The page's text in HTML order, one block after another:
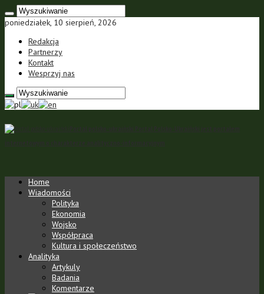
poniedziałek, 10 sierpień, 2026
Redakcja
Partnerzy
Kontakt
Wesprzyj nas
Home
Wiadomości
Polityka
Ekonomia
Wojsko
Współpraca
Kultura i społeczeństwo
Analityka
Artykuly
Badania
Komentarze